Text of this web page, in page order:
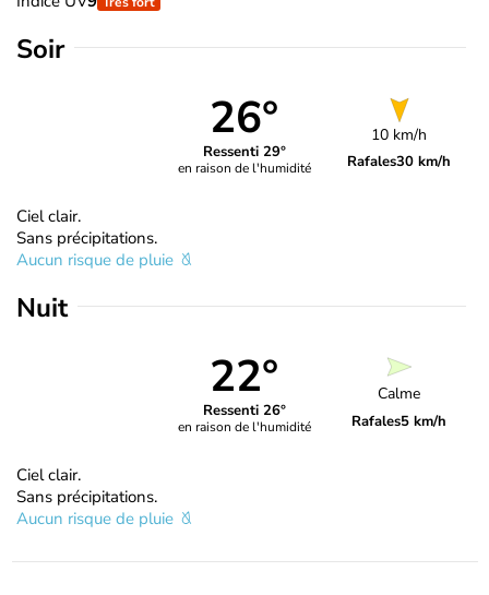
Soir
26°
Ressenti 29°
en raison de l'humidité
10 km/h
Rafales30 km/h
Ciel clair.
Sans précipitations.
Aucun risque de pluie
Nuit
22°
Ressenti 26°
en raison de l'humidité
Calme
Rafales5 km/h
Ciel clair.
Sans précipitations.
Aucun risque de pluie